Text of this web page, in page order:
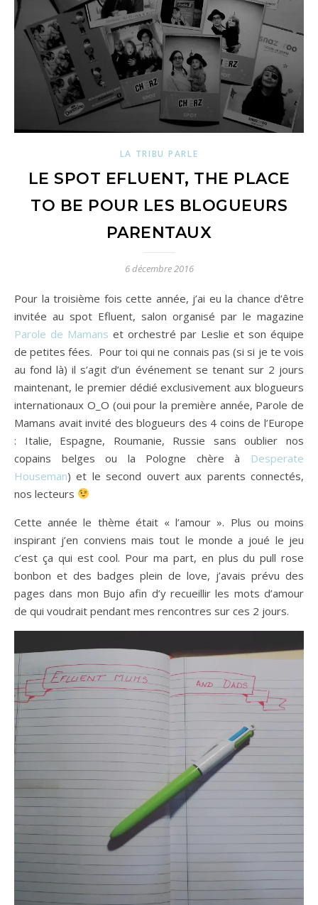
LA TRIBU PARLE
LE SPOT EFLUENT, THE PLACE
TO BE POUR LES BLOGUEURS
PARENTAUX
6 décembre 2016
Pour la troisième fois cette année, j’ai eu la chance d’être
invitée au spot Efluent, salon organisé par le magazine
Parole de Mamans et orchestré par Leslie et son équipe
de petites fées. Pour toi qui ne connais pas (si si je te vois
au fond là) il s’agit d’un événement se tenant sur 2 jours
maintenant, le premier dédié exclusivement aux blogueurs
internationaux O_O (oui pour la première année, Parole de
Mamans avait invité des blogueurs des 4 coins de l’Europe
: Italie, Espagne, Roumanie, Russie sans oublier nos
copains belges ou la Pologne chère à Desperate
Houseman) et le second ouvert aux parents connectés,
nos lecteurs
Cette année le thème était « l’amour ». Plus ou moins
inspirant j’en conviens mais tout le monde a joué le jeu
c’est ça qui est cool. Pour ma part, en plus du pull rose
bonbon et des badges plein de love, j’avais prévu des
pages dans mon Bujo afin d’y recueillir les mots d’amour
de qui voudrait pendant mes rencontres sur ces 2 jours.